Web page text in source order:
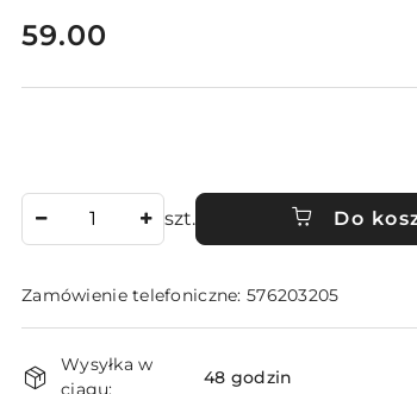
cena:
59.00
szt. Do
Zamówienie telefoniczne: 576203205
Dostępność
Wysyłka w
ciągu:
48 godzin